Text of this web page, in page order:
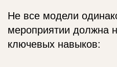
Не все модели
мероприятии должна
ключевых навыков: